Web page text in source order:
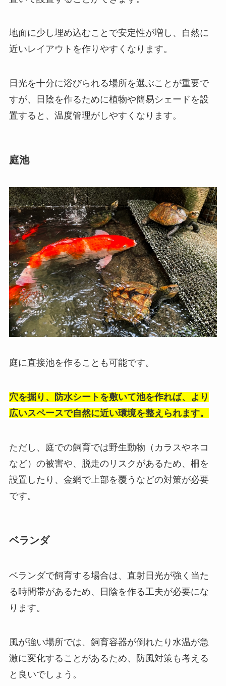
地面に少し埋め込むことで安定性が増し、自然に
近いレイアウトを作りやすくなります。
日光を十分に浴びられる場所を選ぶことが重要で
すが、日陰を作るために植物や簡易シェードを設
置すると、温度管理がしやすくなります。
庭池
庭に直接池を作ることも可能です。
穴を掘り、防水シートを敷いて池を作れば、より
広いスペースで自然に近い環境を整えられます。
ただし、庭での飼育では野生動物（カラスやネコ
など）の被害や、脱走のリスクがあるため、柵を
設置したり、金網で上部を覆うなどの対策が必要
です。
ベランダ
ベランダで飼育する場合は、直射日光が強く当た
る時間帯があるため、日陰を作る工夫が必要にな
ります。
風が強い場所では、飼育容器が倒れたり水温が急
激に変化することがあるため、防風対策も考える
と良いでしょう。